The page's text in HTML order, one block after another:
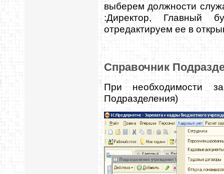
выберем должности
:Директор, Главный
отредактируем ее в
Справочник
При необходимости
Подразделения)